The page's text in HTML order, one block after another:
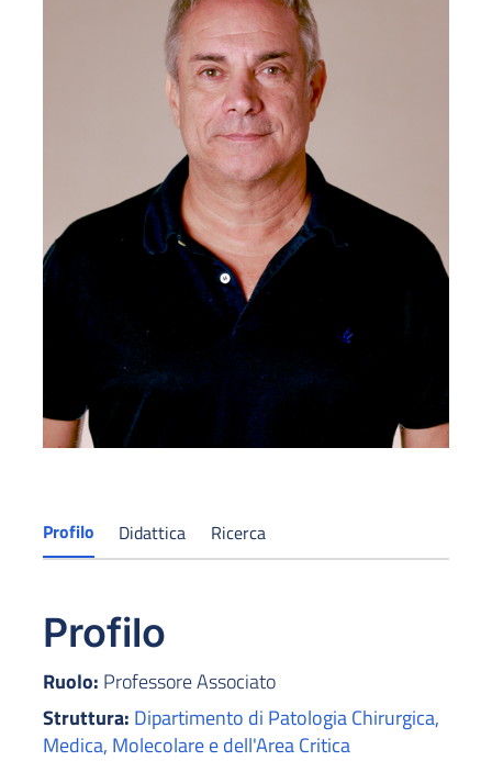
Profilo Didattica Ricerca
Profilo
Ruolo: Professore Associato
Struttura: Dipartimento di Patologia Chirurgica,
Medica, Molecolare e dell'Area Critica